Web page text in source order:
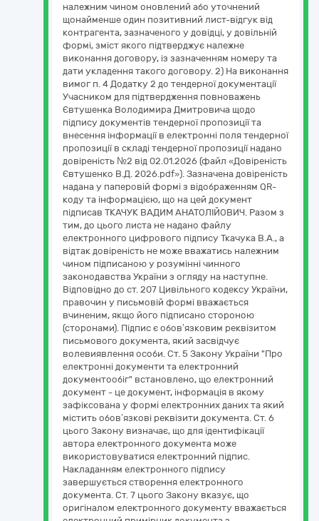
належним чином оновлений або уточнений
щонайменше один позитивний лист-відгук від
контрагента, зазначеного у довідці, у довільній
формі, зміст якого підтверджує належне
виконання договору, із зазначенням номеру та
дати укладення такого договору. 2) На виконання
вимог п. 4 Додатку 2 до тендерної документації
Учасником для підтвердження повноважень
Євтушенка Володимира Дмитровича щодо
підпису документів тендерної пропозиції та
внесення інформації в електронні поля тендерної
пропозиції в складі тендерної пропозиції надано
довіреність №2 від 02.01.2026 (файл «Довіреність
Євтушенко В.Д. 2026.pdf»). Зазначена довіреність
надана у паперовій формі з відображенням QR-
коду та інформацією, що на цей документ
підписав ТКАЧУК ВАДИМ АНАТОЛІЙОВИЧ. Разом з
тим, до цього листа не надано файлу
електронного цифрового підпису Ткачука В.А., а
відтак довіреність не може вважатись належним
чином підписаною у розумінні чинного
законодавства України з огляду на наступне.
Відповідно до ст. 207 Цивільного кодексу України,
правочин у письмовій формі вважається
вчиненим, якщо його підписано стороною
(сторонами). Підпис є обов’язковим реквізитом
письмового документа, який засвідчує
волевиявлення особи. Ст. 5 Закону України "Про
електронні документи та електронний
документообіг" встановлено, що електронний
документ - це документ, інформація в якому
зафіксована у формі електронних даних та який
містить обов’язкові реквізити документа. Ст. 6
цього Закону визначає, що для ідентифікації
автора електронного документа може
використовуватися електронний підпис.
Накладанням електронного підпису
завершується створення електронного
документа. Ст. 7 цього Закону вказує, що
оригіналом електронного документу вважається